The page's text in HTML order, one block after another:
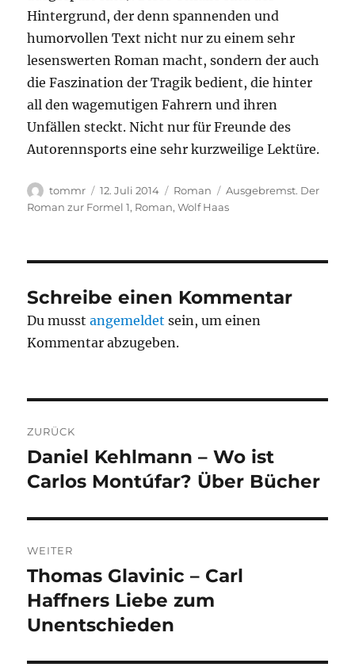
Hintergrund, der denn spannenden und
humorvollen Text nicht nur zu einem sehr
lesenswerten Roman macht, sondern der auch
die Faszination der Tragik bedient, die hinter
all den wagemutigen Fahrern und ihren
Unfällen steckt. Nicht nur für Freunde des
Autorennsports eine sehr kurzweilige Lektüre.
Autor
tommr
Veröffentlicht
am
12. Juli 2014 Kategorien
Roman Schlagwörter
Ausgebremst. Der
Roman zur Formel 1, Roman,Wolf Haas
Schreibe einen Kommentar
Du musstangemeldet sein, um einen
Kommentar abzugeben.
ZURÜCK
Vorheriger
Beitrag:
Daniel Kehlmann – Wo ist
Carlos Montúfar? Über Bücher
WEITER
Nächster
Beitrag:
Thomas Glavinic – Carl
Haffners Liebe zum
Unentschieden